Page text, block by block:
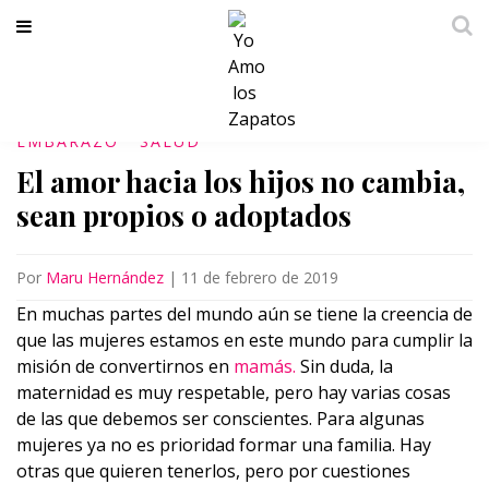
EMBARAZO SALUD
El amor hacia los hijos no cambia,
sean propios o adoptados
Por Maru Hernández | 11 de febrero de 2019
En muchas partes del mundo aún se tiene la creencia de
que las mujeres estamos en este mundo para cumplir la
misión de convertirnos en mamás. Sin duda, la
maternidad es muy respetable, pero hay varias cosas
de las que debemos ser conscientes. Para algunas
mujeres ya no es prioridad formar una familia. Hay
otras que quieren tenerlos, pero por cuestiones